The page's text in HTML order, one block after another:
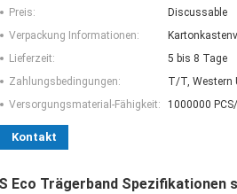
Preis:
Discussable
Verpackung Informationen:
Lieferzeit:
5 bis 8 Tage
Zahlungsbedingungen:
T/T, Western
Versorgungsmaterial-Fähigkeit:
1000000
Kontakt
Eco Trägerband Spezifikationen